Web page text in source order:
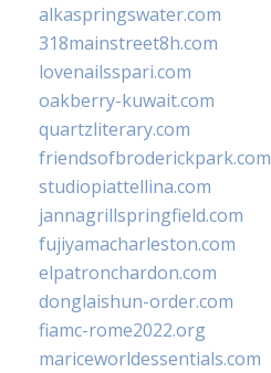
alkaspringswater.com
318mainstreet8h.com
lovenailsspari.com
oakberry-kuwait.com
quartzliterary.com
friendsofbroderickpark.com
studiopiattellina.com
jannagrillspringfield.com
fujiyamacharleston.com
elpatronchardon.com
donglaishun-order.com
fiamc-rome2022.org
mariceworldessentials.com